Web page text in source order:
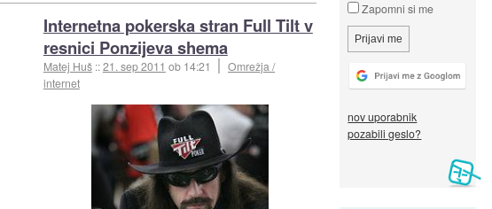
Zapomni si me
nov uporabnik
pozabili geslo?
Internetna pokerska stran Full Tilt v
resnici Ponzijeva shema
Matej Huš ::21. sep 2011 ob 14:21
Omrežja /
internet